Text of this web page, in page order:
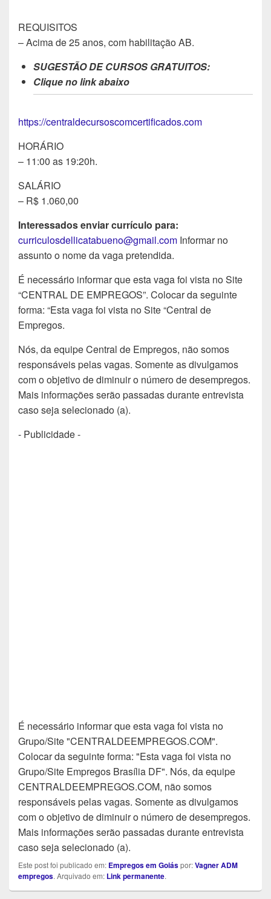
REQUISITOS
– Acima de 25 anos, com habilitação AB.
SUGESTÃO DE CURSOS GRATUITOS:
Clique no link abaixo
https://centraldecursoscomcertificados.com
HORÁRIO
– 11:00 as 19:20h.
SALÁRIO
– R$ 1.060,00
Interessados enviar currículo para:
curriculosdellicatabueno@gmail.com Informar no
assunto o nome da vaga pretendida.
É necessário informar que esta vaga foi vista no Site
“CENTRAL DE EMPREGOS”. Colocar da seguinte
forma: “Esta vaga foi vista no Site “Central de
Empregos.
Nós, da equipe Central de Empregos, não somos
responsáveis pelas vagas. Somente as divulgamos
com o objetivo de diminuir o número de desempregos.
Mais informações serão passadas durante entrevista
caso seja selecionado (a).
- Publicidade -
É necessário informar que esta vaga foi vista no
Grupo/Site "CENTRALDEEMPREGOS.COM".
Colocar da seguinte forma: "Esta vaga foi vista no
Grupo/Site Empregos Brasília DF". Nós, da equipe
CENTRALDEEMPREGOS.COM, não somos
responsáveis pelas vagas. Somente as divulgamos
com o objetivo de diminuir o número de desempregos.
Mais informações serão passadas durante entrevista
caso seja selecionado (a).
Este post foi publicado em: Empregos em Goiáspor:Vagner ADM
empregos. Arquivado em: Link permanente.